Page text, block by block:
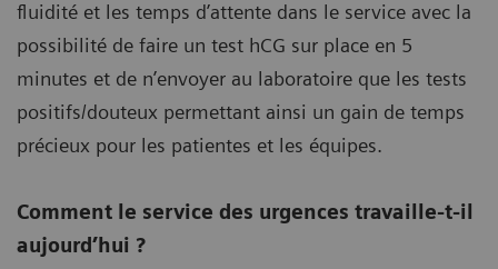
fluidité et les temps d’attente dans le service avec la
possibilité de faire un test hCG sur place en 5
minutes et de n’envoyer au laboratoire que les tests
positifs/douteux permettant ainsi un gain de temps
précieux pour les patientes et les équipes.
Comment le service des urgences travaille-t-il
aujourd’hui ?